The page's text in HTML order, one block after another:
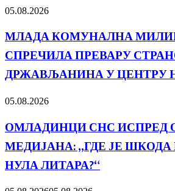
05.08.2026
МЛАДА КОМУНАЛНА
СПРЕЧИЛА ПРЕВАРУ
ДРЖАВЉАНИНА У ЦЕНТРУ
05.08.2026
ОМЛАДИНЦИ СНС ИСПРЕД
МЕДИЈАНА: „ГДЕ ЈЕ
НУЛА ЛИТАРА?“